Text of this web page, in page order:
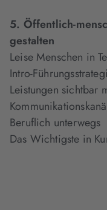
5. Öffentlich-
gestalten
Leise Menschen in
Intro-
Leistungen sichtbar
Beruflich unterwegs
Das Wichtigste in